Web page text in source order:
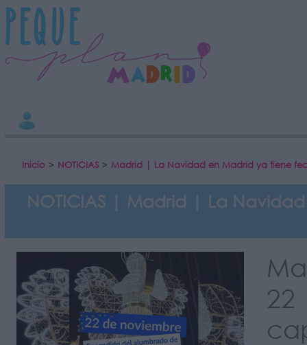
Inicio > NOTICIAS > Madrid | La Navidad en Madrid ya tiene
NOTICIAS | Madrid | La
INFORMACION SOBRE LA PROTECCIÓN DE TUS DATOS
Responsable:
Finalidad:
Datos tratados:
Información adicional